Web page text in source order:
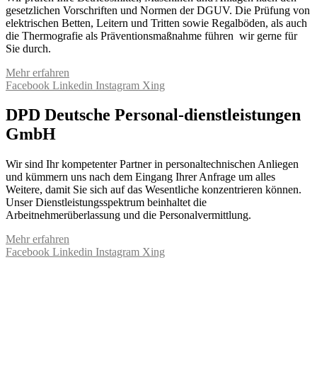
gesetzlichen Vorschriften und Normen der DGUV. Die Prüfung von
elektrischen Betten, Leitern und Tritten sowie Regalböden, als auch
die Thermografie als Präventionsmaßnahme führen wir gerne für
Sie durch.
Mehr erfahren
Facebook Linkedin Instagram Xing
DPD Deutsche Personal-dienstleistungen
GmbH
Wir sind Ihr kompetenter Partner in personaltechnischen Anliegen
und kümmern uns nach dem Eingang Ihrer Anfrage um alles
Weitere, damit Sie sich auf das Wesentliche konzentrieren können.
Unser Dienstleistungsspektrum beinhaltet die
Arbeitnehmerüberlassung und die Personalvermittlung.
Mehr erfahren
Facebook Linkedin Instagram Xing